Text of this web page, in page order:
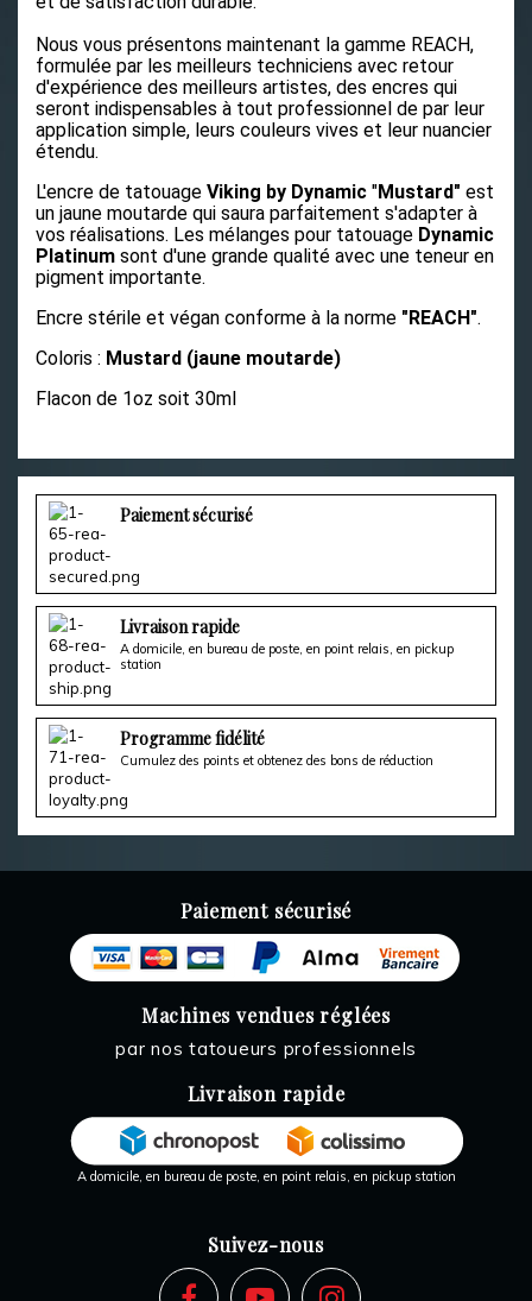
Nous vous présentons maintenant la gamme REACH,
formulée par les meilleurs techniciens avec retour
d'expérience des meilleurs artistes, des encres qui
seront indispensables à tout professionnel de par leur
application simple, leurs couleurs vives et leur nuancier
étendu.
L'encre de tatouage Viking by Dynamic "Mustard" est
un jaune moutarde qui saura parfaitement s'adapter à
vos réalisations. Les mélanges pour tatouage Dynamic
Platinum sont d'une grande qualité avec une teneur en
pigment importante.
Encre stérile et végan conforme à la norme "REACH".
Coloris : Mustard (jaune moutarde)
Flacon de 1oz soit 30ml
Paiement sécurisé
Livraison rapide
A domicile, en bureau de poste, en point relais, en pickup
station
Programme fidélité
Cumulez des points et obtenez des bons de réduction
Paiement sécurisé
Machines vendues réglées
par nos tatoueurs professionnels
Livraison rapide
A domicile, en bureau de poste, en point relais, en pickup station
Suivez-nous